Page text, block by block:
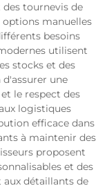
tournevis de
options manuelles
besoins
utilisent
stocks et des
une
le respect des
logistiques
efficace dans
à maintenir des
proposent
et des
détaillants de